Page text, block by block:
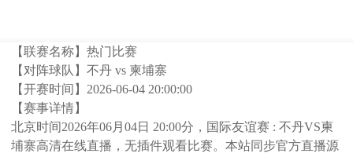
【联赛名称】热门比赛
【对阵球队】不丹 vs 柬埔寨
【开赛时间】 2026-06-04 20:00:00
【赛事详情】
北京时间2026年06月04日 20:00分，国际友谊赛 : 不丹VS柬
埔寨高清在线直播，无插件观看比赛。本站同步官方直播源